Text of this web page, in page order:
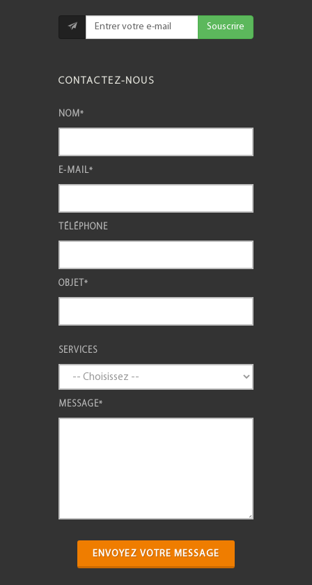
Souscrire
CONTACTEZ-NOUS
NOM *
E-MAIL*
TÉLÉPHONE
OBJET *
SERVICES
MESSAGE*
ENVOYEZ VOTRE MESSAGE